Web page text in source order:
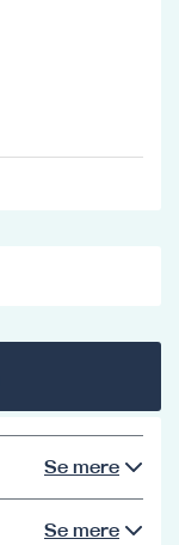
Se mere
Se mere